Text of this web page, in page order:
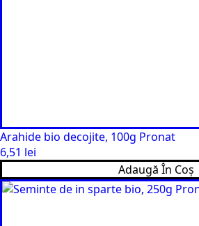
Arahide bio decojite, 100g Pronat
6,51 lei
Adaugă În Coș